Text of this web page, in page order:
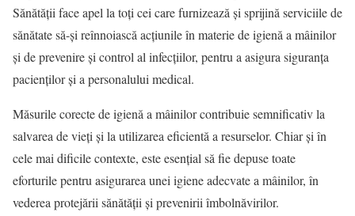
Sănătății face apel la toți cei care furnizează și sprijină serviciile de
sănătate să-și reînnoiască acțiunile în materie de igienă a mâinilor
și de prevenire și control al infecțiilor, pentru a asigura siguranța
pacienților și a personalului medical.
Măsurile corecte de igienă a mâinilor contribuie semnificativ la
salvarea de vieți și la utilizarea eficientă a resurselor. Chiar și în
cele mai dificile contexte, este esențial să fie depuse toate
eforturile pentru asigurarea unei igiene adecvate a mâinilor, în
vederea protejării sănătății și prevenirii îmbolnăvirilor.